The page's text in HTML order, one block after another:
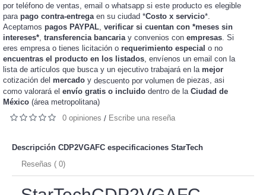
por teléfono de ventas, email o whatsapp si este producto es elegible
para pago contra-entrega en su ciudad *Costo x servicio*.
Aceptamos pagos PAYPAL verificar si cuentan con *meses sin
intereses* transferencia bancaria y convenios con empresas . Si
eres empresa o tienes licitación o requerimiento especial o no
encuentras el producto en los listados, envíenos un email con la
lista de artículos que busca y un ejecutivo trabajará en la mejor
cotización del mercado y descuento por volumen de piezas, asi
como valorará el envío gratis o incluido dentro de la Ciudad de
México (área metropolitana)
0 opiniones / Escribe una reseña
Descripción CDP2VGAFC especificaciones StarTech
Reseñas ( 0)